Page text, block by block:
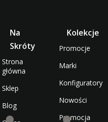
Na
Skróty
Strona
główna
Sklep
Blog
Kolekcje
Promocje
Marki
Konfiguratory
Nowości
Promocja